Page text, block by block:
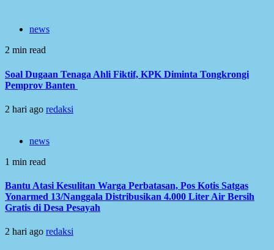
news
2 min read
Soal Dugaan Tenaga Ahli Fiktif, KPK Diminta Tongkrongi
Pemprov Banten
2 hari ago redaksi
news
1 min read
Bantu Atasi Kesulitan Warga Perbatasan, Pos Kotis Satgas
Yonarmed 13/Nanggala Distribusikan 4.000 Liter Air Bersih
Gratis di Desa Pesayah
2 hari ago redaksi